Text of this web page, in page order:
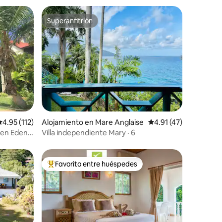
promedio: 4.95 de 5, 112 reseñas
4.95 (112)
Eden
Superanfitrión
Superanfitrión
Alojamiento en Mare Anglaise Calificación
4.91 (47)
Villa independiente Mary · 6
Favorito entre huéspedes preferido
Favorito entre huéspedes